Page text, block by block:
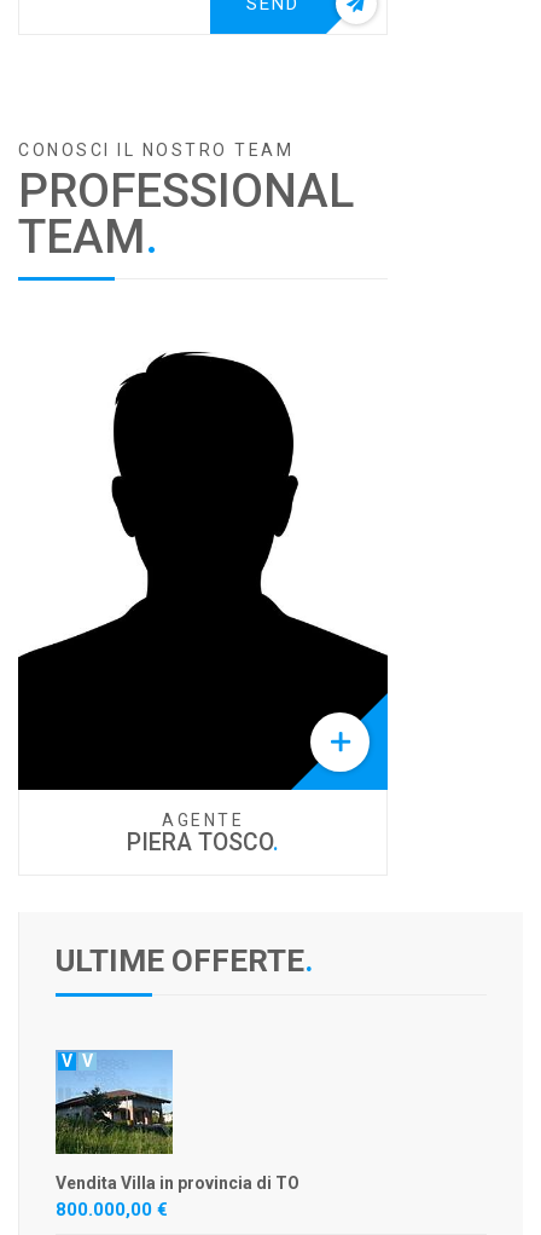
CONOSCI IL NOSTRO TEAM
PROFESSIONAL
TEAM.

0141909278
FAX 0141909900
3339037512
enneti@email.it
AGENTE
PIERA TOSCO.
ULTIME OFFERTE.
V V
Vendita Villa in provincia di TO
800.000,00 €